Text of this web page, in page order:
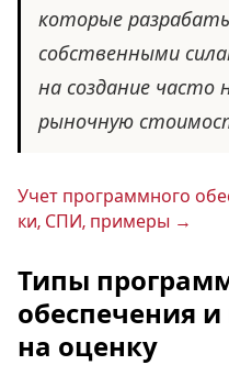
которые
собственными
на создание
рыночную
Учет про­грамм­но­го
ки, СПИ, примеры
Типы
обеспечения
на оценку